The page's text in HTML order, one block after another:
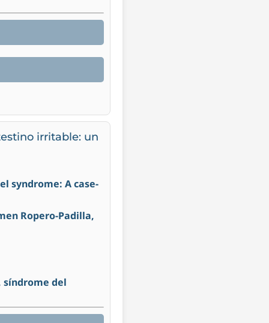
irritable: un
syndrome: A case-
Ropero-Padilla,
síndrome del